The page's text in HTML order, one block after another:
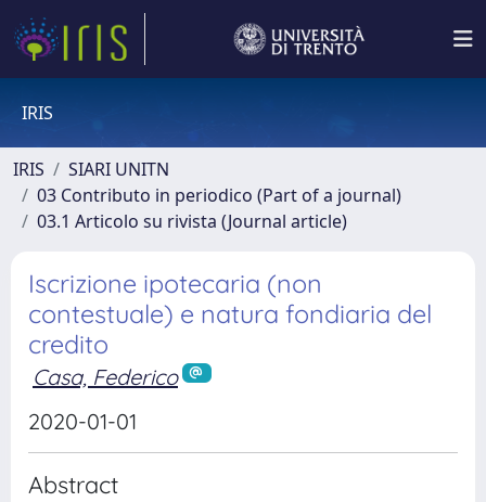
IRIS
IRIS
SIARI UNITN
03 Contributo in periodico (Part of a journal)
03.1 Articolo su rivista (Journal article)
Iscrizione ipotecaria (non
contestuale) e natura fondiaria del
credito
Casa, Federico
2020-01-01
Abstract